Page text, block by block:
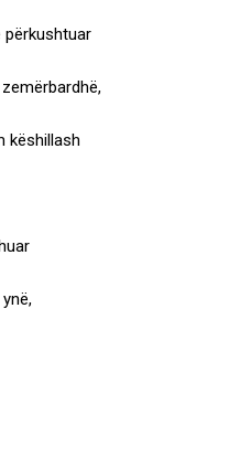
përkushtuar
këshillash